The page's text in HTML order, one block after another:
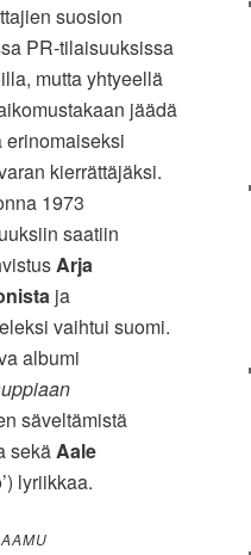
suosion
PR-tilaisuuksissa
mutta yhtyeellä
jäädä
erinomaiseksi
kierrättäjäksi.
1973
saatiin
Arja
ja
vaihtui suomi.
albumi
säveltämistä
sekäAale
lyriikkaa.